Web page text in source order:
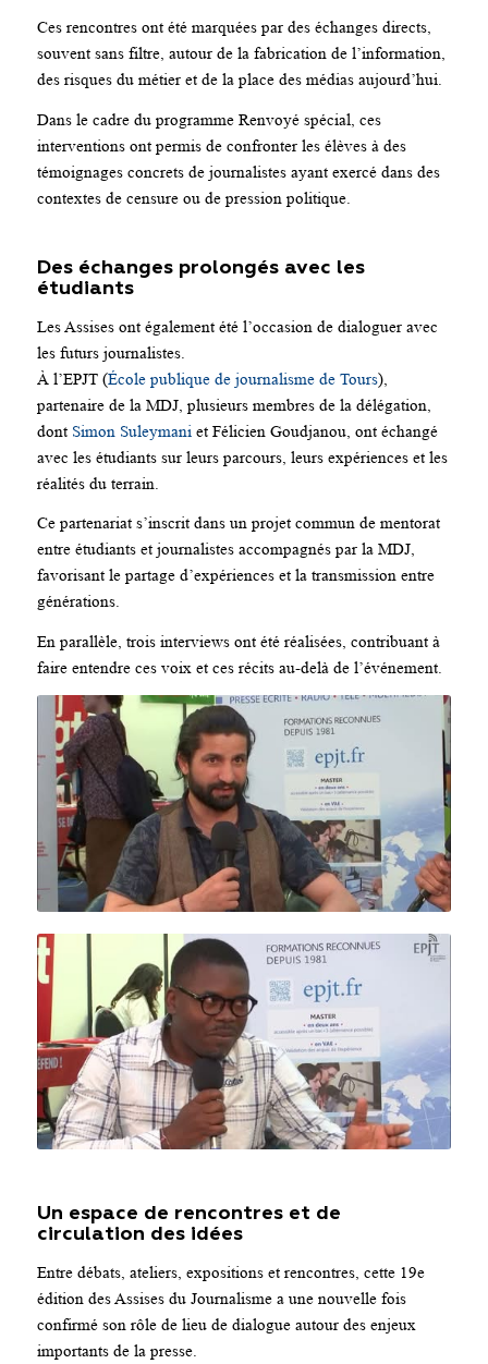
Ces rencontres ont été marquées par des échanges directs,
souvent sans filtre, autour de la fabrication de l’information,
des risques du métier et de la place des médias aujourd’hui.
Dans le cadre du programme Renvoyé spécial, ces
interventions ont permis de confronter les élèves à des
témoignages concrets de journalistes ayant exercé dans des
contextes de censure ou de pression politique.
Des échanges prolongés avec les
étudiants
Les Assises ont également été l’occasion de dialoguer avec
les futurs journalistes.
À l’EPJT (École publique de journalisme de Tours),
partenaire de la MDJ, plusieurs membres de la délégation,
dont Simon Suleymani et Félicien Goudjanou, ont échangé
avec les étudiants sur leurs parcours, leurs expériences et les
réalités du terrain.
Ce partenariat s’inscrit dans un projet commun de mentorat
entre étudiants et journalistes accompagnés par la MDJ,
favorisant le partage d’expériences et la transmission entre
générations.
En parallèle, trois interviews ont été réalisées, contribuant à
faire entendre ces voix et ces récits au-delà de l’événement.
Un espace de rencontres et de
circulation des idées
Entre débats, ateliers, expositions et rencontres, cette 19e
édition des Assises du Journalisme a une nouvelle fois
confirmé son rôle de lieu de dialogue autour des enjeux
importants de la presse.